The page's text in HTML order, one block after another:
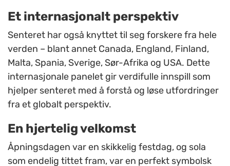
Et internasjonalt perspektiv
Senteret har også knyttet til seg forskere fra hele
verden – blant annet Canada, England, Finland,
Malta, Spania, Sverige, Sør-Afrika og USA. Dette
internasjonale panelet gir verdifulle innspill som
hjelper senteret med å forstå og løse utfordringer
fra et globalt perspektiv.
En hjertelig velkomst
Åpningsdagen var en skikkelig festdag, og sola
som endelig tittet fram, var en perfekt symbolsk